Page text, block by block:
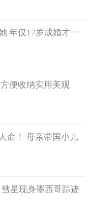
年仅17岁成婚才一
便收纳实用美观
命！ 母亲带国小儿
星现身墨西哥踪迹